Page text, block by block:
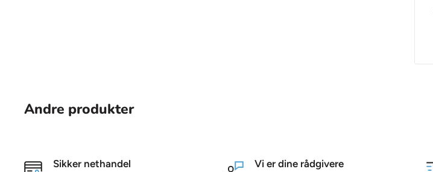
the same size, works perfectly in broadcast studio setup especially
Andre produkter
Sikker nethandel
Vi er dine rådgivere